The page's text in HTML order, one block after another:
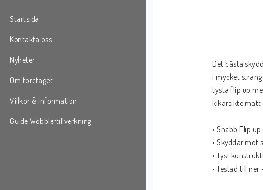
Startsida
Kontakta oss
Nyheter
Om företaget
Villkor & information
Guide Wobblertillverkning
Det bästa
i mycket
tysta flip up
kikarsikte mätt
• Snabb Flip
• Skyddar mot
• Tyst
• Testad till ner
• Passar både